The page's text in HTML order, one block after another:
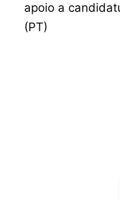
apoio a
(PT)